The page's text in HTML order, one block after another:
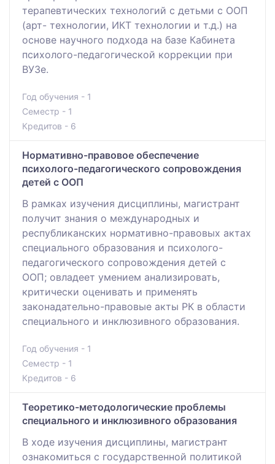
терапевтических технологий с детьми с ООП
(арт- технологии, ИКТ технологии и т.д.) на
основе научного подхода на базе Кабинета
психолого-педагогической коррекции при
ВУЗе.
Год обучения - 1
Семестр - 1
Кредитов - 6
Нормативно-правовое обеспечение
психолого-педагогического сопровождения
детей с ООП
В рамках изучения дисциплины, магистрант
получит знания о международных и
республиканских нормативно-правовых актах
специального образования и психолого-
педагогического сопровождения детей с
ООП; овладеет умением анализировать,
критически оценивать и применять
законадательно-правовые акты РК в области
специального и инклюзивного образования.
Год обучения - 1
Семестр - 1
Кредитов - 6
Теоретико-методологические проблемы
специального и инклюзивного образования
В ходе изучения дисциплины, магистрант
ознакомиться с государственной политикой